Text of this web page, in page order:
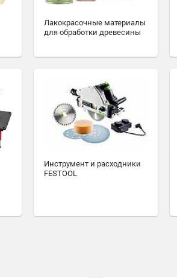
Лакокрасочные материалы
для обработки древесины
Инструмент и расходники
FESTOOL